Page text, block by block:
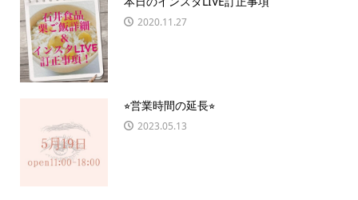
2020.11.27
⭐︎営業時間の延長⭐︎
2023.05.13